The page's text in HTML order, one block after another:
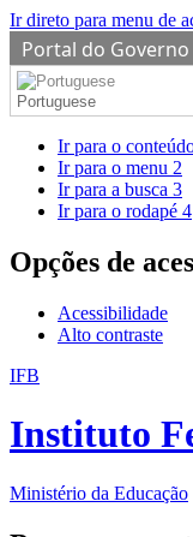
Ir direto para menu de
Portal do
Portuguese
Ir para o
Ir para o menu 2
Ir para a busca 3
Ir para o rodapé 4
Opções de
Acessibilidade
Alto contraste
IFB
Instituto
Ministério da Educação